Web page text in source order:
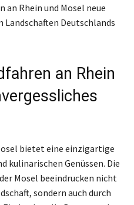
an Rhein und Mosel neue
Landschaften Deutschlands
an Rhein
bietet eine einzigartige
kulinarischen Genüssen. Die
Mosel beeindrucken nicht
sondern auch durch